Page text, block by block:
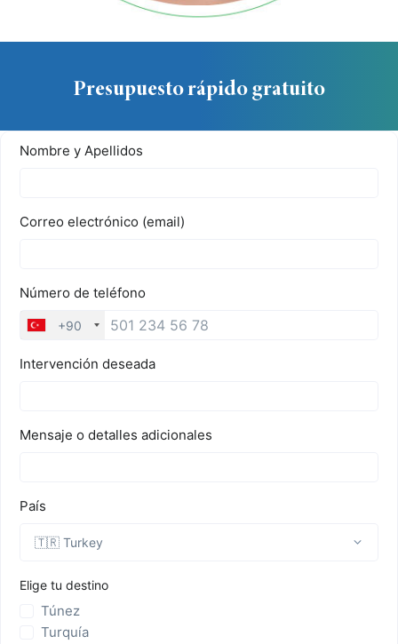
Presupuesto rápido gratuito